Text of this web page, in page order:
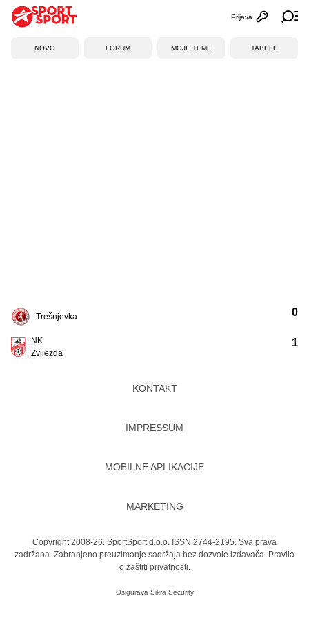
Otvori
Prijava
NOVO FORUM MOJE TEME TABELE
Trešnjevka
NK
Zvijezda
0
1
KONTAKT
IMPRESSUM
MOBILNE APLIKACIJE
MARKETING
Copyright 2008-26. SportSport d.o.o. ISSN 2744-2195. Sva prava
zadržana. Zabranjeno preuzimanje sadržaja bez dozvole izdavača. Pravila
o zaštiti privatnosti.
Osigurava Sikra Security